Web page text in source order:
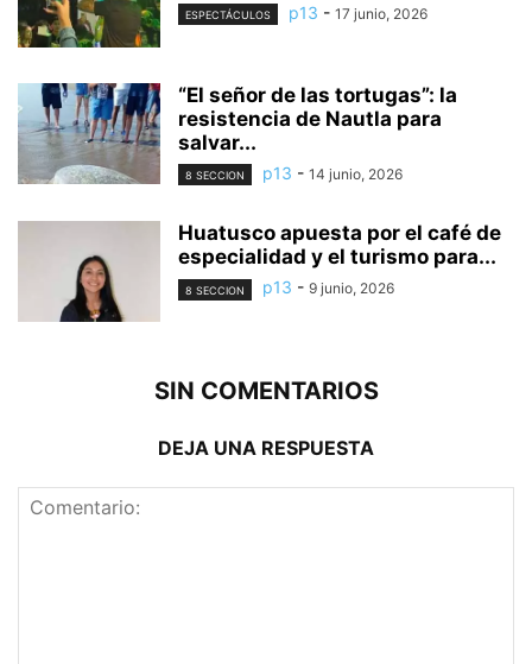
ESPECTÁCULOS p13 - 17 junio, 2026
“El señor de las tortugas”: la
resistencia de Nautla para
salvar...
8 SECCION p13 - 14 junio, 2026
Huatusco apuesta por el café de
especialidad y el turismo para...
8 SECCION p13 - 9 junio, 2026
SIN COMENTARIOS
DEJA UNA RESPUESTA